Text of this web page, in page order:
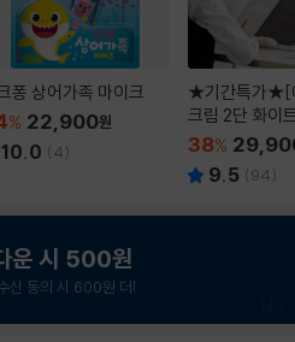
퐁 상어가족 마이크
% 22,900원
10.0 (4)
★기간특가★[
크림 2단 화이
38%
9.5 (94)
운 시 500원
신 동의 시 600원 더!